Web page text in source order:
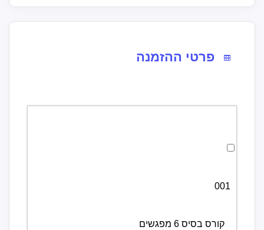
פרטי ההזמנה
לבחירת קורס בסיס 6 מפגשים לחצו כאן
001
קורס בסיס 6 מפגשים